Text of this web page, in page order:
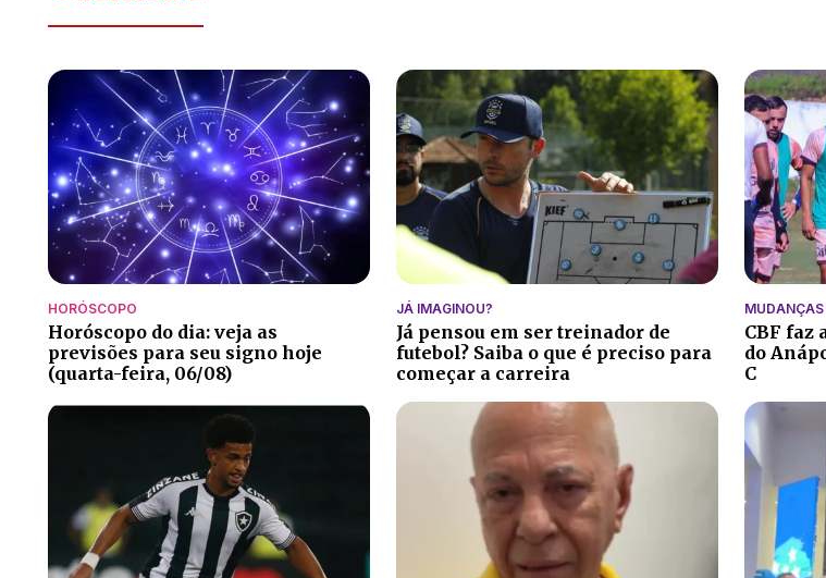
HORÓSCOPO
Horóscopo do dia: veja as
previsões para seu signo hoje
(quarta-feira, 06/08)
JÁ IMAGINOU?
Já pensou em ser treinador de
futebol? Saiba o que é preciso para
começar a carreira
CBF faz
do
C